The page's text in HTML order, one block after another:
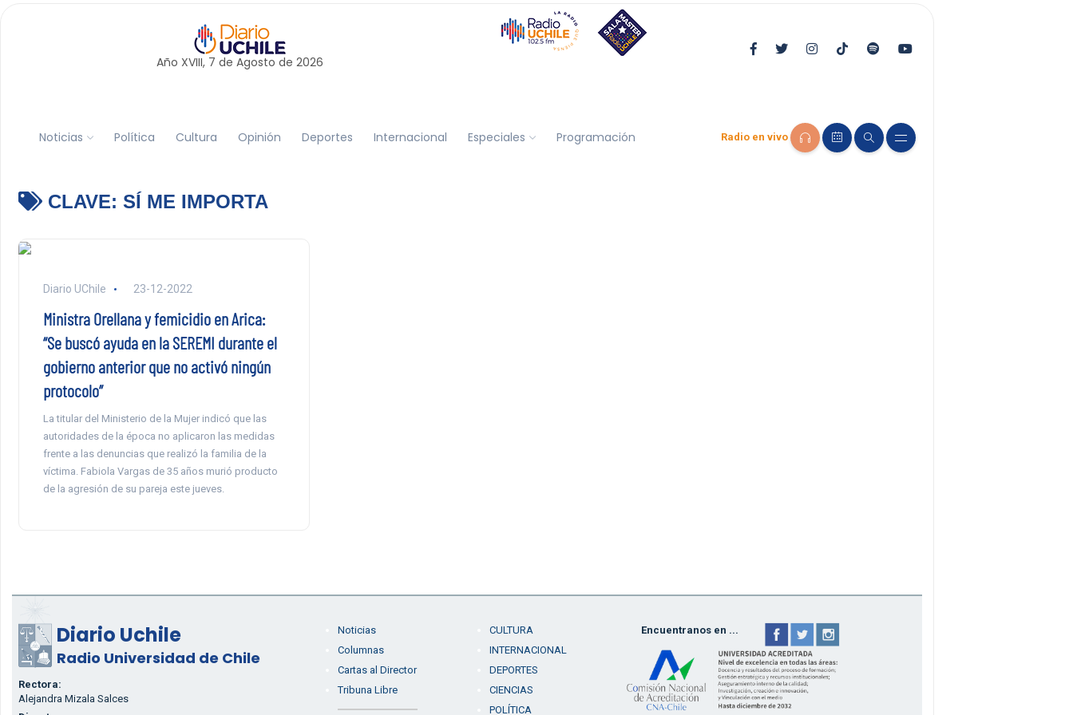
Año XVIII, 7 de Agosto de 2026
Noticias Política Cultura Opinión Deportes Internacional Especiales Programación Radio en vivo
CLAVE: SÍ ME IMPORTA
Diario UChile 23-12-2022
Ministra Orellana y femicidio en Arica:
“Se buscó ayuda en la SEREMI durante el
gobierno anterior que no activó ningún
protocolo”
La titular del Ministerio de la Mujer indicó que las
autoridades de la época no aplicaron las medidas
frente a las denuncias que realizó la familia de la
víctima. Fabiola Vargas de 35 años murió producto
de la agresión de su pareja este jueves.
Diario Uchile
Radio Universidad de Chile
Rectora:
Alejandra Mizala Salces
Noticias
Columnas
Cartas al Director
Tribuna Libre
CULTURA
INTERNACIONAL
DEPORTES
CIENCIAS
POLÍTICA
Encuentranos en ...